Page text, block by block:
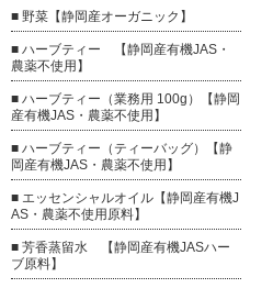
■ 野菜【静岡産オーガニック】
■ ハーブティー 【静岡産有機JAS・
農薬不使用】
■ ハーブティー（業務用 100g）【静岡
産有機JAS・農薬不使用】
■ ハーブティー（ティーバッグ）【静
岡産有機JAS・農薬不使用】
■ エッセンシャルオイル【静岡産有機J
AS・農薬不使用原料】
■ 芳香蒸留水 【静岡産有機JASハー
ブ原料】